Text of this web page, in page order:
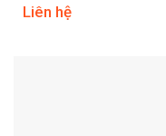
Liên hệ